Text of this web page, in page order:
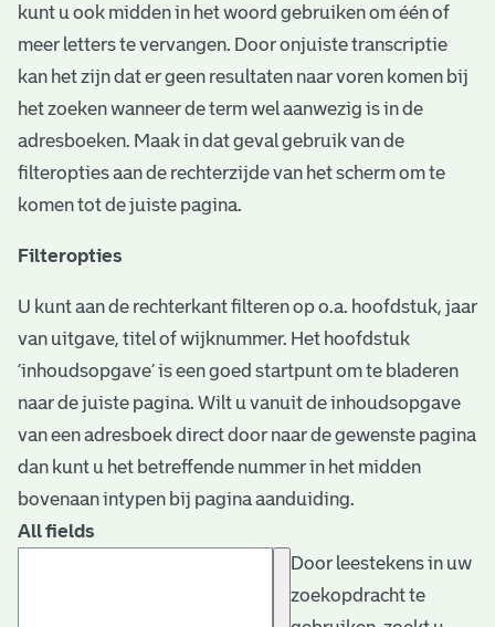
kunt u ook midden in het woord gebruiken om één of
meer letters te vervangen. Door onjuiste transcriptie
kan het zijn dat er geen resultaten naar voren komen bij
het zoeken wanneer de term wel aanwezig is in de
adresboeken. Maak in dat geval gebruik van de
filteropties aan de rechterzijde van het scherm om te
komen tot de juiste pagina.
Filteropties
U kunt aan de rechterkant filteren op o.a. hoofdstuk, jaar
van uitgave, titel of wijknummer. Het hoofdstuk
‘inhoudsopgave’ is een goed startpunt om te bladeren
naar de juiste pagina. Wilt u vanuit de inhoudsopgave
van een adresboek direct door naar de gewenste pagina
dan kunt u het betreffende nummer in het midden
bovenaan intypen bij pagina aanduiding.
All fields
Door leestekens in uw
zoekopdracht te